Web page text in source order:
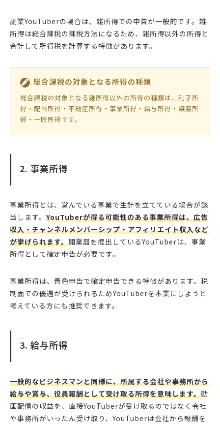
副業YouTuberの場合は、雑所得での申告が一般的です。雑
所得は総合課税の課税方法になるため、雑所得以外の所得と
合計して所得税を計算する特徴があります。
総合課税の対象となる所得の種類
総合課税の対象となる雑所得以外の所得の種類は、利子所
得・配当所得・不動産所得・事業所得・給与所得・譲渡所
得・一時所得です。
2. 事業所得
事業所得とは、営んでいる事業で生計を立てている場合が該
当します。 YouTuberが得る可能性のある事業所得は、広告
収入・チャンネルメンバーシップ・アフィリエイト収入など
が挙げられます。開業届を提出しているYouTuberは、事業
所得として確定申告が必要です。
事業所得は、青色申告で確定申告できる特徴があります。税
制面での優遇が受けられるためYouTuberを本業にしようと
考えている方にも推奨できます。
3. 給与所得
一般的なビジネスマンと同様に、所属する会社や事務所から
給与や賞与、役員報酬として受け取る所得を意味します。動
画配信の収益を、直接YouTuberが受け取るのではなく会社
や事務所がいったん受け取り、YouTuberは会社から報酬を